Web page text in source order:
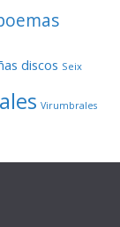
discos Seix
Virumbrales